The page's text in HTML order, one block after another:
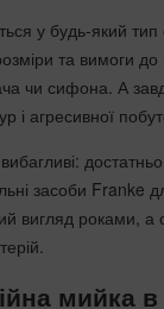
у будь-який тип
розміри та вимоги
чи сифона. А
агресивної
засоби Franke
вигляд роками, а
мийка в